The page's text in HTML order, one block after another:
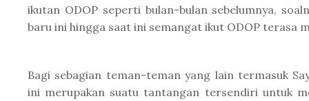
ikutan ODOP seperti bulan-bulan sebelumnya,
baru ini hingga saat ini semangat ikut ODOP terasa
Bagi sebagian teman-teman yang lain termasuk
ini merupakan suatu tantangan tersendiri untuk